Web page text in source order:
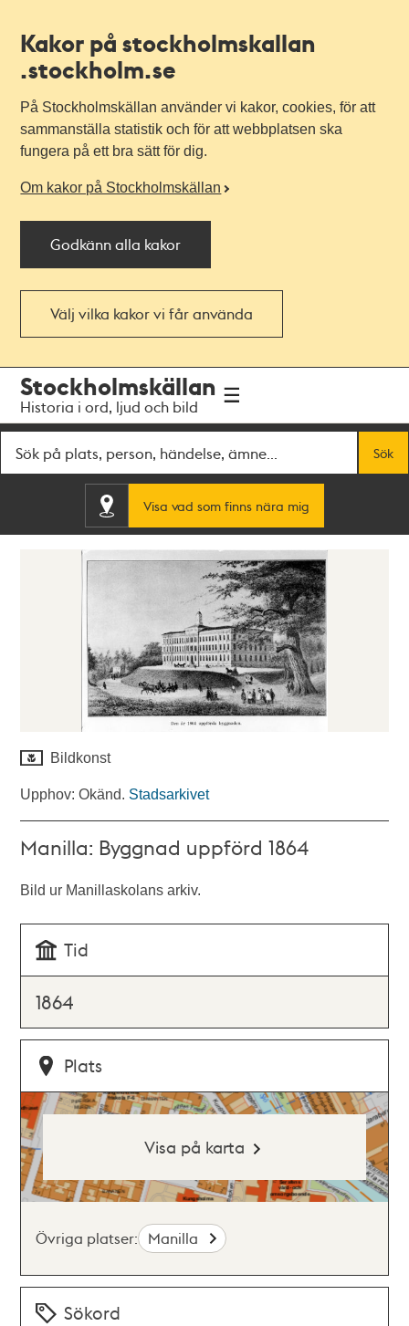
Kakor på stockholmskallan
.stockholm.se
På Stockholmskällan använder vi kakor, cookies, för att
sammanställa statistik och för att webbplatsen ska
fungera på ett bra sätt för dig.
Om kakor på Stockholmskällan
Godkänn alla kakor
Välj vilka kakor vi får använda
navigationen
huvudinnehållet
Stockholmskällan
Historia i ord, ljud och bild
Sök
Visa vad som finns nära mig
Bildkonst
Upphov: Okänd. Stadsarkivet
Manilla: Byggnad uppförd 1864
Bild ur Manillaskolans arkiv.
Tid
1864
Plats
Visa på karta
Övriga platser: Manilla
Sökord